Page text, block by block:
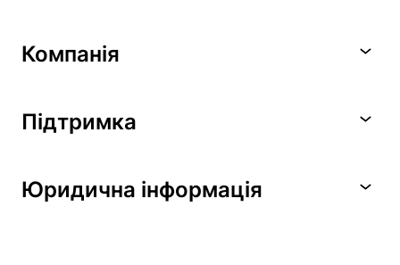
Компанія
Підтримка
Юридична інформація